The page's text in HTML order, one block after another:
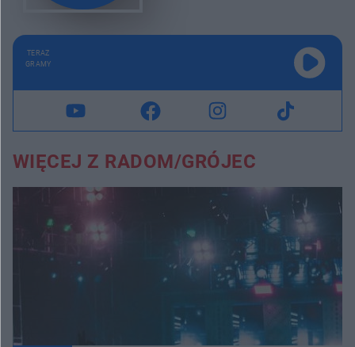
TERAZ
GRAMY
WIĘCEJ Z RADOM/GRÓJEC